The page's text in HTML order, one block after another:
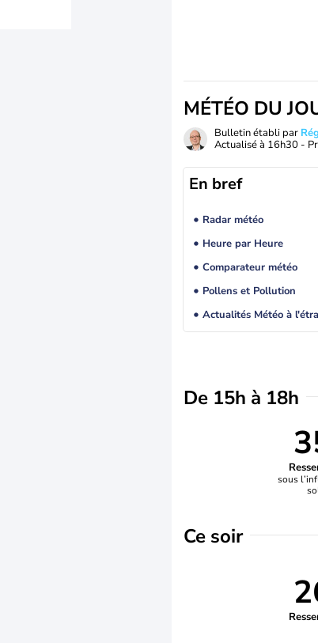
MÉTÉO DU
Bulletin établi par
Actualisé à 16h30 -
En bref
Radar météo
Heure par Heure
Comparateur météo
Pollens et Pollution
De 15h à 18h
sous
Ce soir